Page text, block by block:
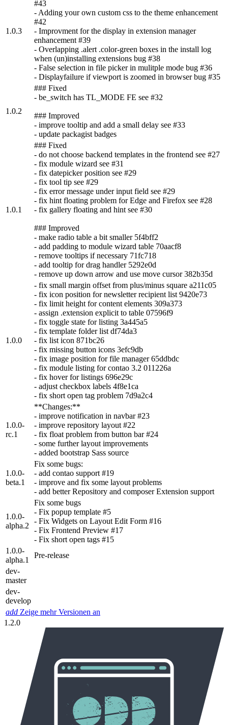
1.0.3
#43
- Adding your own custom css to the theme enhancement
#42
- Improvment for the display in extension manager
enhancement #39
- Overlapping .alert .color-green boxes in the install log
when (un)installing extensions bug #38
- False selection in file picker in mulitple mode bug #36
- Displayfailure if viewport is zoomed in browser bug #35
1.0.2
### Fixed
- be_switch has TL_MODE FE see #32
### Improved
- improve tooltip and add a small delay see #33
- update packagist badges
1.0.1
### Fixed
- do not choose backend templates in the frontend see #27
- fix module wizard see #31
- fix datepicker position see #29
- fix tool tip see #29
- fix error message under input field see #29
- fix hint floating problem for Edge and Firefox see #28
- fix gallery floating and hint see #30
### Improved
- make radio table a bit smaller 5f4bff2
- add padding to module wizard table 70aacf8
- remove tooltips if necessary 71fc718
- add tooltip for drag handler 5292e0d
- remove up down arrow and use move cursor 382b35d
1.0.0
- fix small margin offset from plus/minus square a211c05
- fix icon position for newsletter recipient list 9420e73
- fix limit height for content elements 309a373
- assign .extension explicit to table 07596f9
- fix toggle state for listing 3a445a5
- fix template folder list df74da3
- fix list icon 871bc26
- fix missing button icons 3efc9db
- fix image position for file manager 65ddbdc
- fix module listing for contao 3.2 011226a
- fix hover for listings 696e29c
- adjust checkbox labels 4f8e1ca
- fix short open tag problem 7d9a2c4
1.0.0-
rc.1
**Changes:**
- improve notification in navbar #23
- improve repository layout #22
- fix float problem from button bar #24
- some further layout improvements
- added bootstrap Sass source
1.0.0-
beta.1
Fix some bugs:
- add contao support #19
- improve and fix some layout problems
- add better Repository and composer Extension support
1.0.0-
alpha.2
Fix some bugs
- Fix popup template #5
- Fix Widgets on Layout Edit Form #16
- Fix Frontend Preview #17
- Fix short open tags #15
1.0.0-
alpha.1
Pre-release
dev-
master
dev-
develop
add Zeige mehr Versionen an
1.2.0